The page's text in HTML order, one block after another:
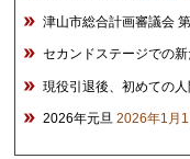
津山市総合計画審議会
セカンドステージでの
現役引退後、初めての人
2026年元旦 2026年1月1